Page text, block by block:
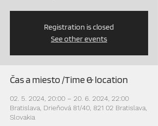
Registration is closed
See other events
Čas a miesto /Time & location
02. 5. 2024, 20:00 – 20. 6. 2024, 22:00
Bratislava, Drieňová 81/40, 821 02 Bratislava,
Slovakia